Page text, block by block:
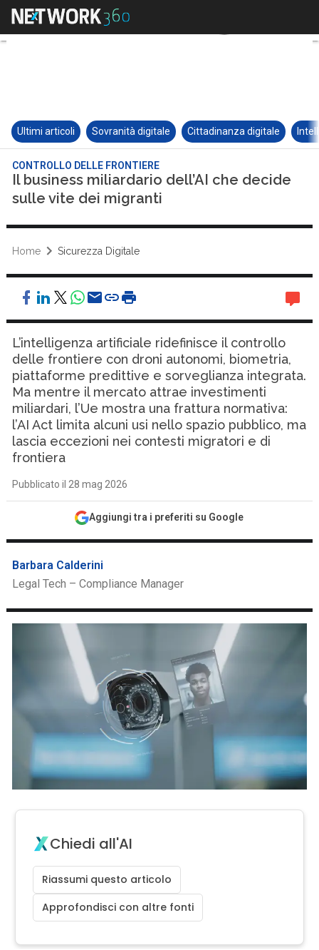
Ultimi articoli Sovranità digitale Cittadinanza digitale
CONTROLLO DELLE FRONTIERE
Il business miliardario dell’AI che decide
sulle vite dei migranti
Home Sicurezza Digitale
L’intelligenza artificiale ridefinisce il controllo
delle frontiere con droni autonomi, biometria,
piattaforme predittive e sorveglianza integrata.
Ma mentre il mercato attrae investimenti
miliardari, l’Ue mostra una frattura normativa:
l’AI Act limita alcuni usi nello spazio pubblico, ma
lascia eccezioni nei contesti migratori e di
frontiera
Pubblicato il 28 mag 2026
Aggiungi tra i preferiti su Google
Barbara Calderini
Legal Tech – Compliance Manager
Chiedi all'AI
Riassumi questo articolo
Approfondisci con altre fonti